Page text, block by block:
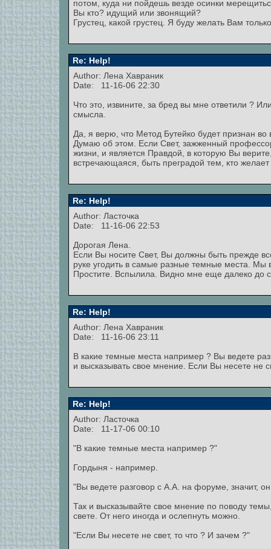
потом, куда ни пойдешь везде осинки
Вы кто? идущий или звонящий?
Грустец, какой грустец. Я буду желать Вам
Re: Help!
Author: Лена Хавраник
Date: 11-16-06 22:30
Что это, извините, за бред вы мне ответили ?
смысла.
Да, я верю, что Метод Бутейко будет признан
Думаю об этом. Если Свет, зажженный
жизни, и является Правдой, в которую Вы
встречающаяся, быть преградой тем, кто
Re: Help!
Author: Ласточка
Date: 11-16-06 22:53
Дорогая Лена.
Если Вы носите Свет, Вы должны быть прежде
руке угодить в самые разные темные места. Мы
Простите. Вспылила. Видно мне еще далеко до
Re: Help!
Author: Лена Хавраник
Date: 11-16-06 23:11
В какие темные места например ? Вы ведете
и высказывать свое мнение. Если Вы несете не
Re: Help!
Author: Ласточка
Date: 11-17-06 00:10
"В какие темные места например ?"
Гордыня - например.
"Вы ведете разговор с А.А. на форуме, значит,
Так и высказывайте свое мнение по поводу
свете. От него иногда и ослепнуть можно.
"Если Вы несете не свет, то что ? И зачем ?"